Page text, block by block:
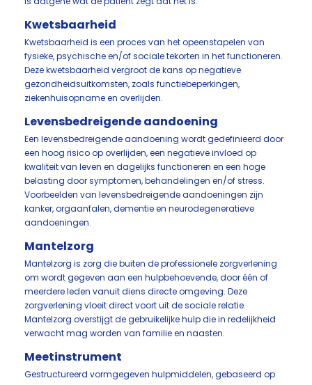
Kwetsbaarheid
Kwetsbaarheid is een proces van het opeenstapelen van
fysieke, psychische en/of sociale tekorten in het functioneren.
Deze kwetsbaarheid vergroot de kans op negatieve
gezondheidsuitkomsten, zoals functiebeperkingen,
ziekenhuisopname en overlijden.
Levensbedreigende aandoening
Een levensbedreigende aandoening wordt gedefinieerd door
een hoog risico op overlijden, een negatieve invloed op
kwaliteit van leven en dagelijks functioneren en een hoge
belasting door symptomen, behandelingen en/of stress.
Voorbeelden van levensbedreigende aandoeningen zijn
kanker, orgaanfalen, dementie en neurodegeneratieve
aandoeningen.
Mantelzorg
Mantelzorg is zorg die buiten de professionele zorgverlening
om wordt gegeven aan een hulpbehoevende, door één of
meerdere leden vanuit diens directe omgeving. Deze
zorgverlening vloeit direct voort uit de sociale relatie.
Mantelzorg overstijgt de gebruikelijke hulp die in redelijkheid
verwacht mag worden van familie en naasten.
Meetinstrument
Gestructureerd vormgegeven hulpmiddelen, gebaseerd op